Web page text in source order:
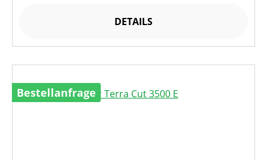
DETAILS
Bestellanfrage